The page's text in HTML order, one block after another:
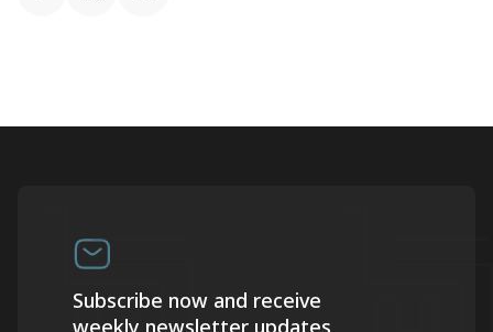
Subscribe now and receive
weekly newsletter updates